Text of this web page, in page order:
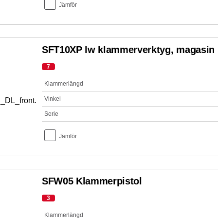
Jämför
SFT10XP lw klammerverktyg,
7
Klammerlängd
Vinkel
Serie
Jämför
SFW05 Klammerpistol
3
Klammerlängd